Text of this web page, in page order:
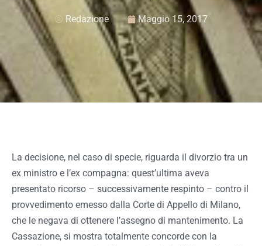
Redazione Maggio 15, 2017
La decisione, nel caso di specie, riguarda il divorzio tra un
ex ministro e l’ex compagna: quest’ultima aveva
presentato ricorso – successivamente respinto – contro il
provvedimento emesso dalla Corte di Appello di Milano,
che le negava di ottenere l’assegno di mantenimento. La
Cassazione, si mostra totalmente concorde con la